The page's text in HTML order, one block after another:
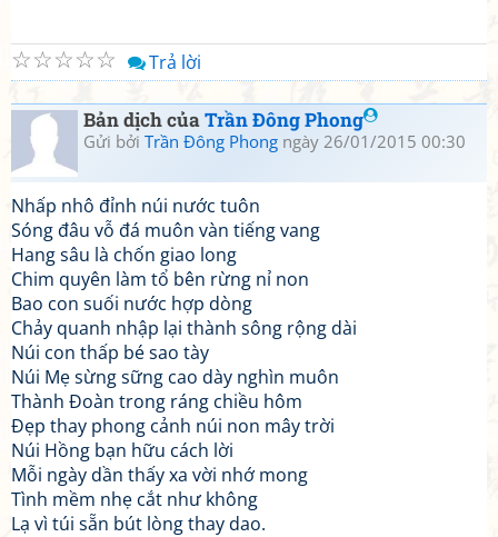
☆
☆
☆
☆
☆ Trả lời
Bản dịch củaTrần Đông Phong
Gửi bởi Trần Đông Phong ngày 26/01/2015 00:30
Nhấp nhô đỉnh núi nước tuôn
Sóng đâu vỗ đá muôn vàn tiếng vang
Hang sâu là chốn giao long
Chim quyên làm tổ bên rừng nỉ non
Bao con suối nước hợp dòng
Chảy quanh nhập lại thành sông rộng dài
Núi con thấp bé sao tày
Núi Mẹ sừng sững cao dày nghìn muôn
Thành Đoàn trong ráng chiều hôm
Đẹp thay phong cảnh núi non mây trời
Núi Hồng bạn hữu cách lời
Mỗi ngày dần thấy xa vời nhớ mong
Tình mềm nhẹ cắt như không
Lạ vì túi sẵn bút lòng thay dao.